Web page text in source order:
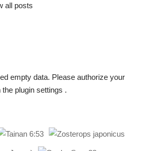
all posts
empty data. Please authorize your
the plugin settings .